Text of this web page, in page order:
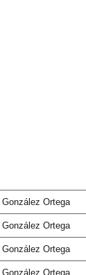
González Ortega
González Ortega
González Ortega
González Ortega